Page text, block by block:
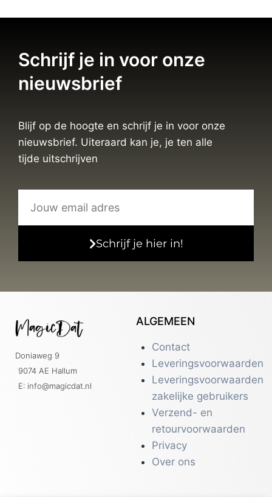
Schrijf je in voor onze
nieuwsbrief
Blijf op de hoogte en schrijf je in voor onze
nieuwsbrief. Uiteraard kan je, je ten alle
tijde uitschrijven
Schrijf je hier in!
Doniaweg 9
9074 AE Hallum
E: info@magicdat.nl
ALGEMEEN
Contact
Leveringsvoorwaarden
Leveringsvoorwaarden
zakelijke gebruikers
Verzend- en
retourvoorwaarden
Privacy
Over ons